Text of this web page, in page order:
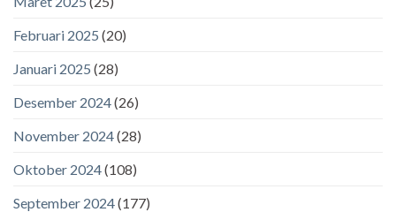
Februari 2025 (20)
Januari 2025 (28)
Desember 2024(26)
November 2024(28)
Oktober 2024(108)
September 2024(177)